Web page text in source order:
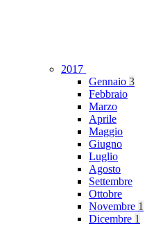
2017
Gennaio 3
Febbraio
Marzo
Aprile
Maggio
Giugno
Luglio
Agosto
Settembre
Ottobre
Novembre 1
Dicembre 1